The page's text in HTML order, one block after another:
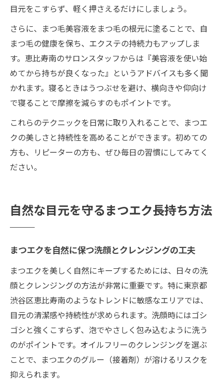
目元をこすらず、軽く押さえるだけにしましょう。
さらに、まつ毛美容液をまつ毛の根元に塗ることで、自
まつ毛の健康を保ち、エクステの持続力もアップしま
す。恵比寿南のサロンスタッフからは『美容液を使い始
めてから持ちが良くなった』というアドバイスも多く聞
かれます。寝るときはうつぶせを避け、横向きや仰向け
で寝ることで摩擦を減らすのもポイントです。
これらのテクニックを日常に取り入れることで、まつエ
クの美しさと持続性を高めることができます。初めての
方も、リピーターの方も、ぜひ毎日の習慣にしてみてく
ださい。
自然な目元を守るまつエク長持ち方法
まつエクを自然に保つ洗顔とクレンジングの工夫
まつエクを美しく自然にキープするためには、日々の洗
顔とクレンジングの方法が非常に重要です。特に東京都
渋谷区恵比寿南のようなトレンドに敏感なエリアでは、
目元の清潔感や持続性が求められます。洗顔時にはゴシ
ゴシと強くこすらず、泡でやさしく包み込むように洗う
のがポイントです。オイルフリーのクレンジングを選ぶ
ことで、まつエクのグルー（接着剤）が溶けるリスクを
抑えられます。